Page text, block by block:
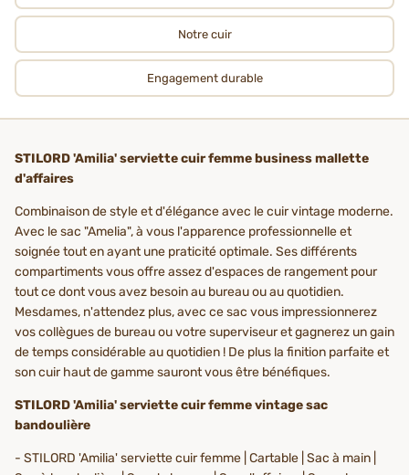
Notre cuir
Engagement durable
STILORD 'Amilia' serviette cuir femme business mallette
d'affaires
Combinaison de style et d'élégance avec le cuir vintage moderne.
Avec le sac "Amelia", à vous l'apparence professionnelle et
soignée tout en ayant une praticité optimale. Ses différents
compartiments vous offre assez d'espaces de rangement pour
tout ce dont vous avez besoin au bureau ou au quotidien.
Mesdames, n'attendez plus, avec ce sac vous impressionnerez
vos collègues de bureau ou votre superviseur et gagnerez un gain
de temps considérable au quotidien ! De plus la finition parfaite et
son cuir haut de gamme sauront vous être bénéfiques.
STILORD 'Amilia' serviette cuir femme vintage sac
bandoulière
- STILORD 'Amilia' serviette cuir femme | Cartable | Sac à main |